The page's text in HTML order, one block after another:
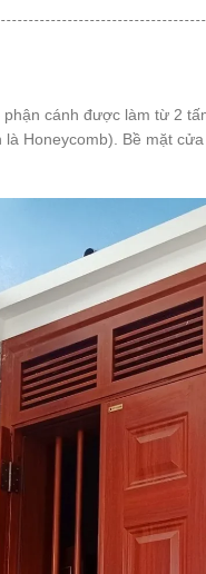
cánh được làm từ 2
Honeycomb). Bề mặt